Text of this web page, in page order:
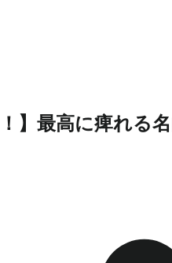
！】最高に痺れる